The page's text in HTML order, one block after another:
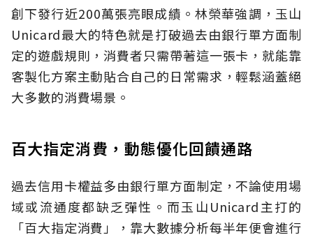
創下發行近200萬張亮眼成績。林榮華強調，玉山
Unicard最大的特色就是打破過去由銀行單方面制
定的遊戲規則，消費者只需帶著這一張卡，就能靠
客製化方案主動貼合自己的日常需求，輕鬆涵蓋絕
大多數的消費場景。
百大指定消費，動態優化回饋通路
過去信用卡權益多由銀行單方面制定，不論使用場
域或流通度都缺乏彈性。而玉山Unicard主打的
「百大指定消費」，靠大數據分析每半年便會進行